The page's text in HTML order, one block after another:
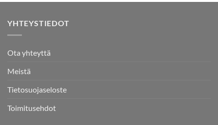
YHTEYSTIEDOT
Ota yhteyttä
Meistä
Tietosuojaseloste
Toimitusehdot